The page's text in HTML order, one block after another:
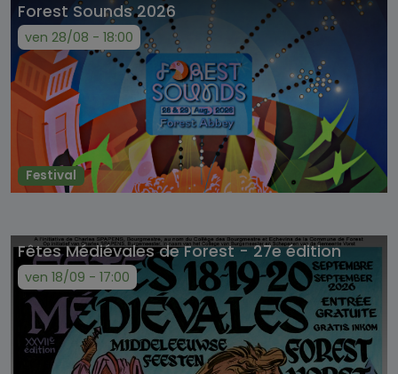
Forest Sounds 2026
ven 28/08 - 18:00
Festival
Fêtes Médiévales de Forest - 27e édition
ven 18/09 - 17:00